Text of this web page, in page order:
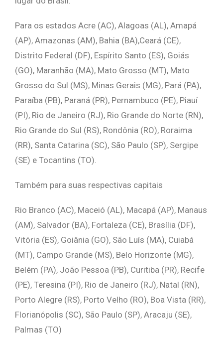
Para os estados Acre (AC), Alagoas (AL), Amapá
(AP), Amazonas (AM), Bahia (BA),Ceará (CE),
Distrito Federal (DF), Espírito Santo (ES), Goiás
(GO), Maranhão (MA), Mato Grosso (MT), Mato
Grosso do Sul (MS), Minas Gerais (MG), Pará (PA),
Paraíba (PB), Paraná (PR), Pernambuco (PE), Piauí
(PI), Rio de Janeiro (RJ), Rio Grande do Norte (RN),
Rio Grande do Sul (RS), Rondônia (RO), Roraima
(RR), Santa Catarina (SC), São Paulo (SP), Sergipe
(SE) e Tocantins (TO).
Também para suas respectivas capitais
Rio Branco (AC), Maceió (AL), Macapá (AP), Manaus
(AM), Salvador (BA), Fortaleza (CE), Brasília (DF),
Vitória (ES), Goiânia (GO), São Luís (MA), Cuiabá
(MT), Campo Grande (MS), Belo Horizonte (MG),
Belém (PA), João Pessoa (PB), Curitiba (PR), Recife
(PE), Teresina (PI), Rio de Janeiro (RJ), Natal (RN),
Porto Alegre (RS), Porto Velho (RO), Boa Vista (RR),
Florianópolis (SC), São Paulo (SP), Aracaju (SE),
Palmas (TO)